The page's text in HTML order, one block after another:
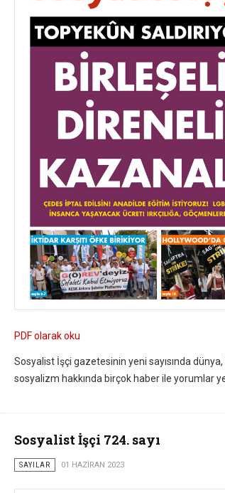
PDF olarak oku
Sosyalist İşçi gazetesinin yeni sayısında
sosyalizm hakkında birçok haber ile yorumlar
Sosyalist İşçi 724. sayı
SAYILAR 01 HAZIRAN 2023